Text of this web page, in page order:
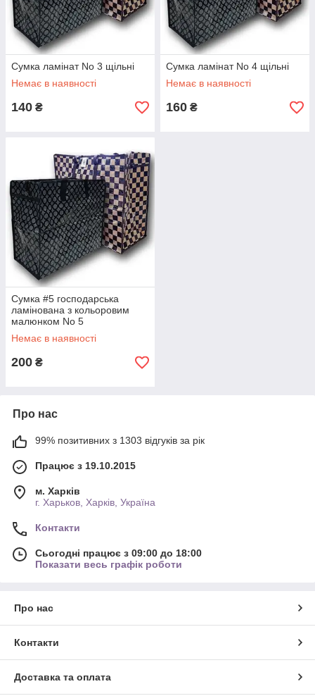
Сумка ламінат No 3 щільні
Немає в наявності
140 ₴
Сумка ламінат No 4 щільні
Немає в наявності
160 ₴
Сумка #5 господарська
ламінована з кольоровим
малюнком No 5
Немає в наявності
200 ₴
Про нас
99% позитивних з 1303 відгуків за рік
Працює з 19.10.2015
м. Харків
г. Харьков, Харків, Україна
Контакти
Сьогодні працює з 09:00 до 18:00
Показати весь графік роботи
Про нас
Контакти
Доставка та оплата